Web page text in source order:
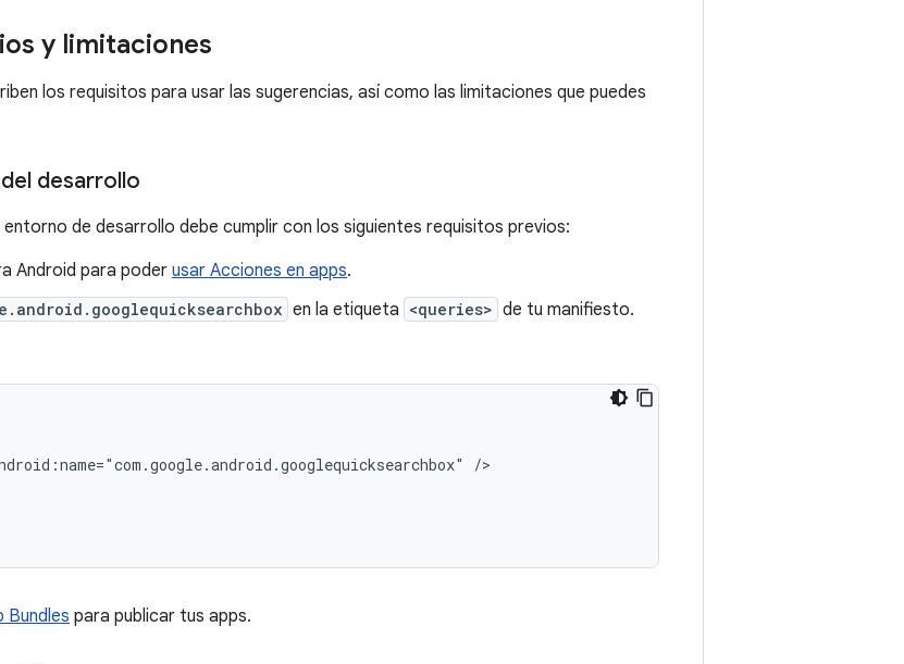
y limitaciones
los requisitos para usar las sugerencias, así como las limitaciones que puedes
desarrollo
entorno de desarrollo debe cumplir con los siguientes requisitos previos:
Android para poder usar Acciones en apps.
en la etiqueta <queries> de tu manifiesto.
Bundles para publicar tus apps.